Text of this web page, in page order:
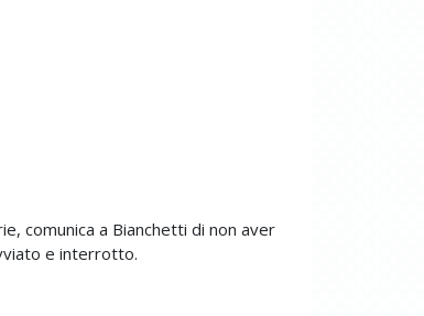
comunica a Bianchetti di non aver
e interrotto.